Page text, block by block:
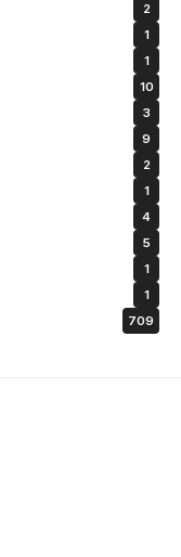
2
1
1
10
3
9
2
1
4
5
1
1
709